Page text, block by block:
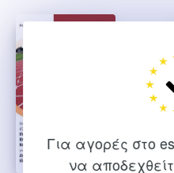
Για αγορές στο
να